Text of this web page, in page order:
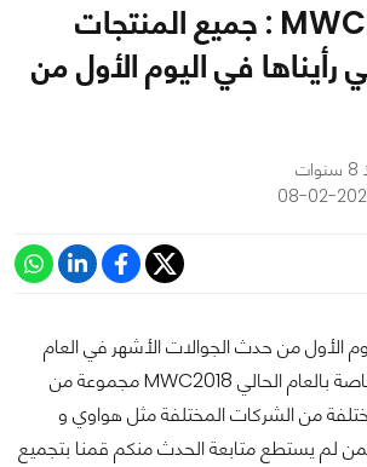
معرض MWC2018 : جميع المنتجات
رأيناها في اليوم الأول من
الأول من حدث الجوالات الأشهر في العام
MWC في إصدارته الخاصة بالعام الحالي MWC2018 مجموعة من
من الشركات المختلفة مثل هواوي و
لم يستطع متابعة الحدث منكم قمنا بتجميع